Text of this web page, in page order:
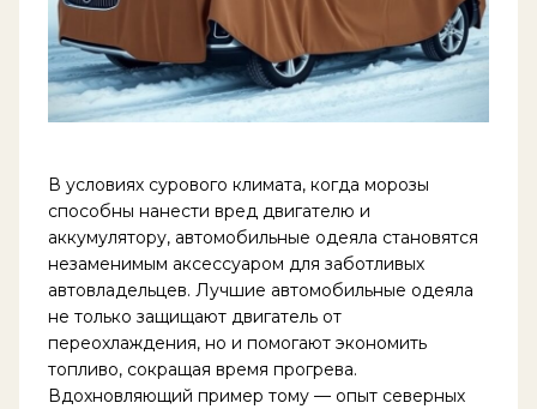
В условиях сурового климата, когда морозы
способны нанести вред двигателю и
аккумулятору, автомобильные одеяла становятся
незаменимым аксессуаром для заботливых
автовладельцев. Лучшие автомобильные одеяла
не только защищают двигатель от
переохлаждения, но и помогают экономить
топливо, сокращая время прогрева.
Вдохновляющий пример тому — опыт северных